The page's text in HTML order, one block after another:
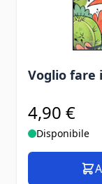
Voglio fare
4,90 €
Disponibile